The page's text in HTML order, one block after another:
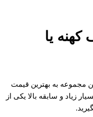
یا
مجموعه به بهترین قیمت
زیاد و سابقه بالا یکی از